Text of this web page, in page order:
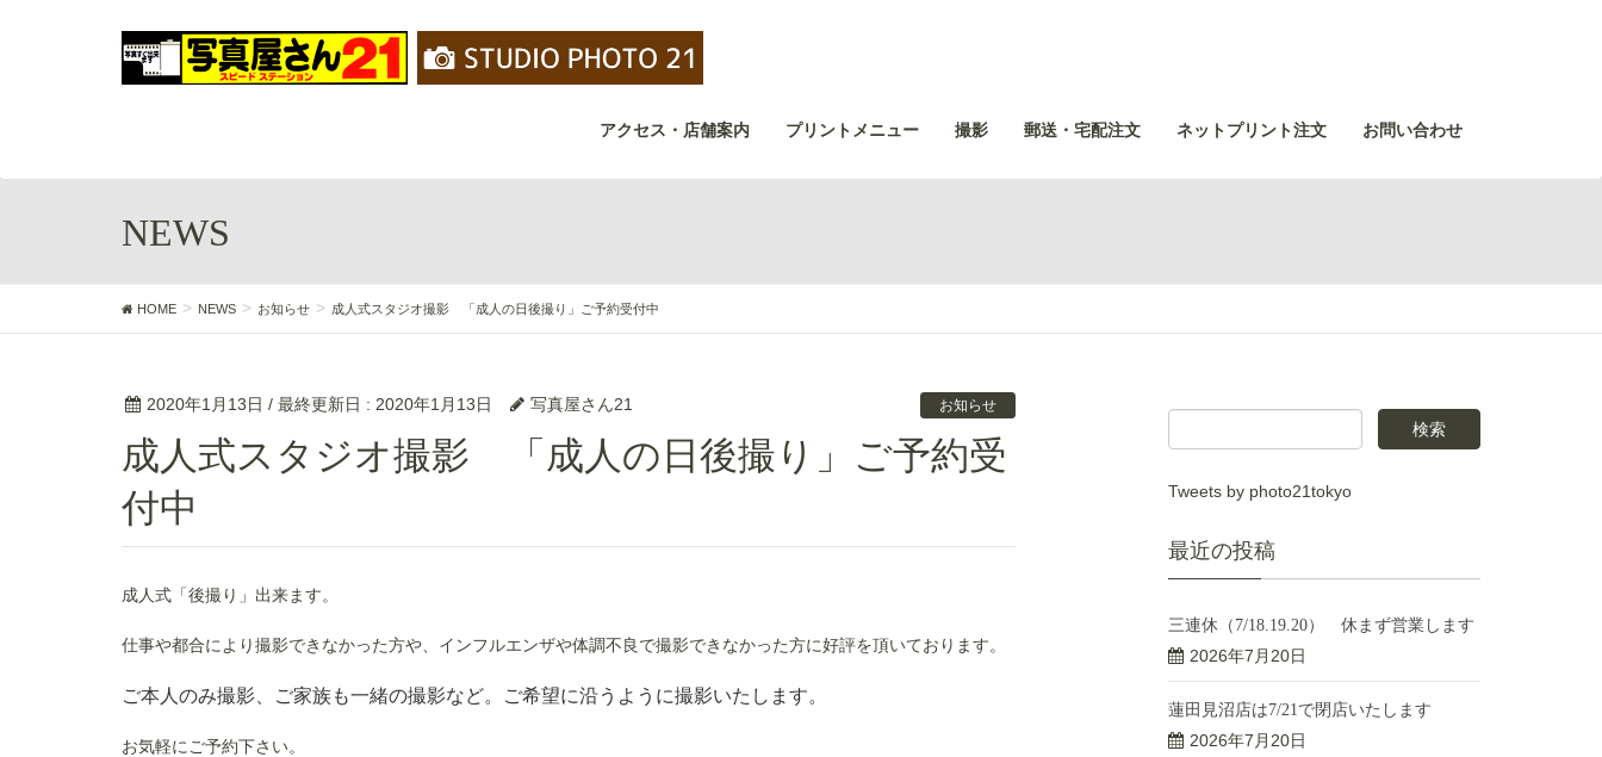
アクセス・店舗案内 プリントメニュー 撮影 郵送・宅配注文 ネットプリント注文 お問い合わせ
NEWS
HOME NEWS お知らせ 成人式スタジオ撮影 「成人の日後撮り」ご予約受付中
2020年1月13日 / 最終更新日 : 2020年1月13日 写真屋さん21 お知らせ
成人式スタジオ撮影 「成人の日後撮り」ご予約受
付中
成人式「後撮り」出来ます。
仕事や都合により撮影できなかった方や、インフルエンザや体調不良で撮影できなかった方に好評を頂いております。
ご本人のみ撮影、ご家族も一緒の撮影など。ご希望に沿うように撮影いたします。
お気軽にご予約下さい。
Tweets by photo21tokyo
最近の投稿
三連休（7/18.19.20） 休まず営業します
2026年7月20日
蓮田見沼店は7/21で閉店いたします
2026年7月20日